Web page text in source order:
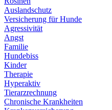
Auslandschutz
Versicherung für Hunde
Agressivität
Angst
Familie
Hundebiss
Kinder
Therapie
Hyperaktiv
Tierarzrechnung
Chronische Krankheiten